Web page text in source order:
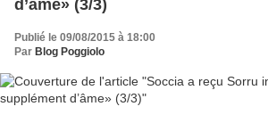
d’âme» (3/3)
Publié le 09/08/2015 à 18:00
Par Blog Poggiolo